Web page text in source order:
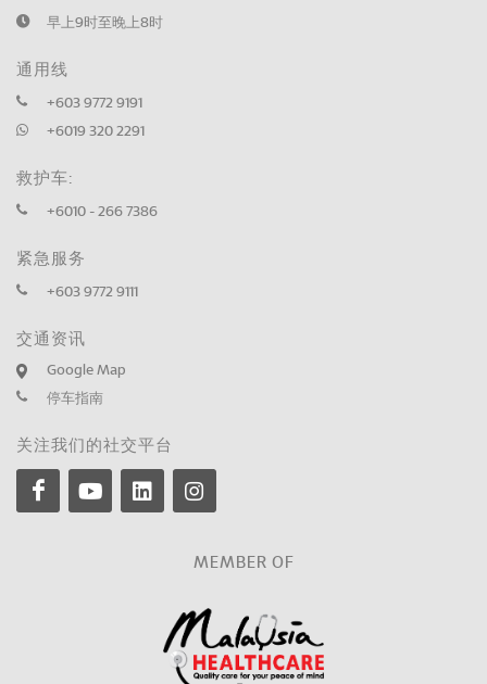
早上9时至晚上8时
通用线
+603 9772 9191
+6019 320 2291
救护车:
+6010 - 266 7386
紧急服务
+603 9772 9111
交通资讯
Google Map
停车指南
关注我们的社交平台
MEMBER OF